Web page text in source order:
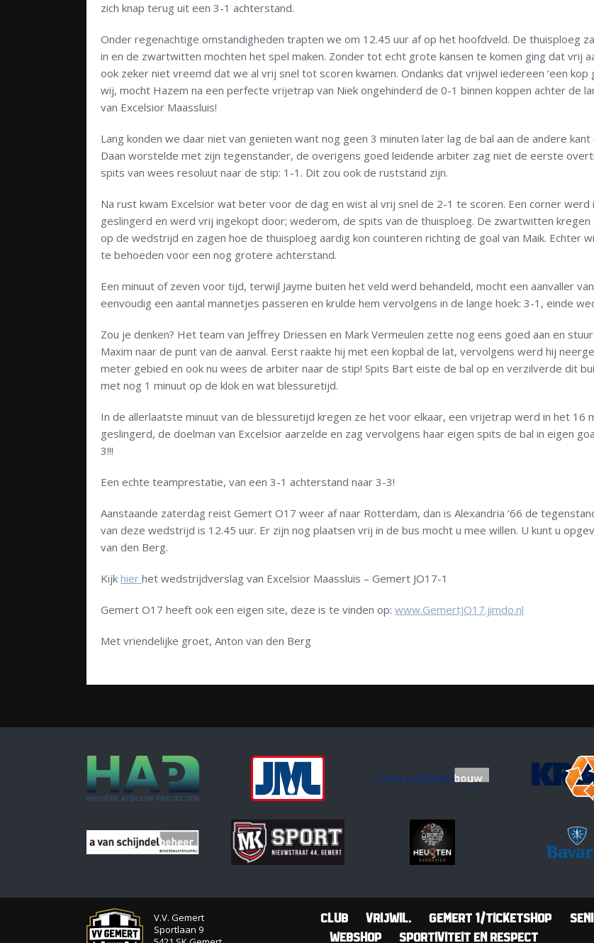
zich knap terug uit een 3-1 achterstand.
Onder regenachtige omstandigheden trapten we om 12.45 uur af op het hoofdveld. De thuisploeg
in en de zwartwitten mochten het spel maken. Zonder tot echt grote kansen te komen ging dat vrij
ook zeker niet vreemd dat we al vrij snel tot scoren kwamen. Ondanks dat vrijwel iedereen ‘een kop
wij, mocht Hazem na een perfecte vrijetrap van Niek ongehinderd de 0-1 binnen koppen achter de
van Excelsior Maassluis!
Lang konden we daar niet van genieten want nog geen 3 minuten later lag de bal aan de andere
Daan worstelde met zijn tegenstander, de overigens goed leidende arbiter zag niet de eerste
spits van wees resoluut naar de stip: 1-1. Dit zou ook de ruststand zijn.
Na rust kwam Excelsior wat beter voor de dag en wist al vrij snel de 2-1 te scoren. Een corner
geslingerd en werd vrij ingekopt door; wederom, de spits van de thuisploeg. De zwartwitten
op de wedstrijd en zagen hoe de thuisploeg aardig kon counteren richting de goal van Maik. Echter
te behoeden voor een nog grotere achterstand.
Een minuut of zeven voor tijd, terwijl Jayme buiten het veld werd behandeld, mocht een aanvaller
eenvoudig een aantal mannetjes passeren en krulde hem vervolgens in de lange hoek: 3-1, einde
Zou je denken? Het team van Jeffrey Driessen en Mark Vermeulen zette nog eens goed aan en
Maxim naar de punt van de aanval. Eerst raakte hij met een kopbal de lat, vervolgens werd hij
meter gebied en ook nu wees de arbiter naar de stip! Spits Bart eiste de bal op en verzilverde dit
met nog 1 minuut op de klok en wat blessuretijd.
In de allerlaatste minuut van de blessuretijd kregen ze het voor elkaar, een vrijetrap werd in het 16
geslingerd, de doelman van Excelsior aarzelde en zag vervolgens haar eigen spits de bal in eigen
3!!!
Een echte teamprestatie, van een 3-1 achterstand naar 3-3!
Aanstaande zaterdag reist Gemert O17 weer af naar Rotterdam, dan is Alexandria ’66 de
van deze wedstrijd is 12.45 uur. Er zijn nog plaatsen vrij in de bus mocht u mee willen. U kunt u
van den Berg.
Kijk hier het wedstrijdverslag van Excelsior Maassluis – Gemert JO17-1
Gemert O17 heeft ook een eigen site, deze is te vinden op: www.GemertJO17.jimdo.nl
Met vriendelijke groet, Anton van den Berg
V.V. Gemert
Sportlaan 9
Club Vrijwil. Gemert 1/Ticketshop
Webshop
Sportiviteit en Respect